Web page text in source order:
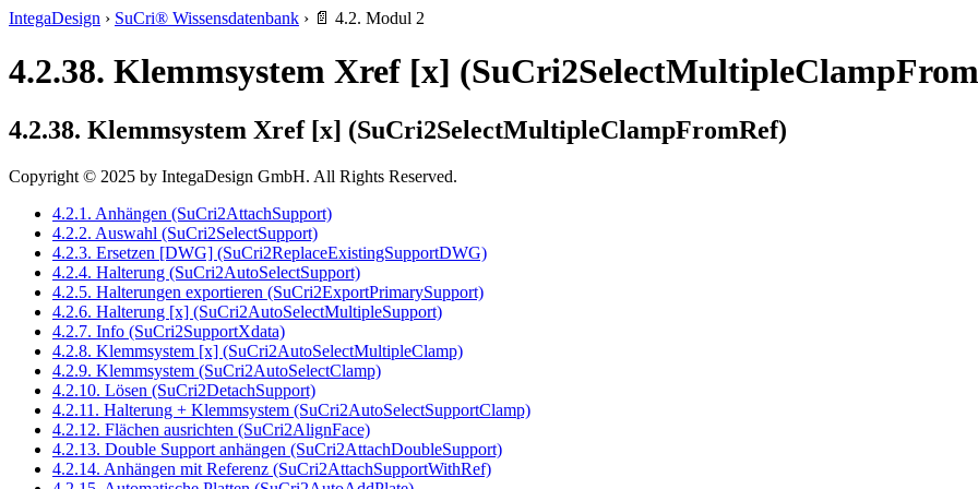
IntegaDesign › SuCri® Wissensdatenbank › 📄 4.2. Modul 2
4.2.38. Klemmsystem Xref [x]
4.2.38. Klemmsystem Xref [x] (SuCri2SelectMultipleClampFromRef)
Copyright © 2025 by IntegaDesign GmbH. All Rights Reserved.
4.2.1. Anhängen (SuCri2AttachSupport)
4.2.2. Auswahl (SuCri2SelectSupport)
4.2.3. Ersetzen [DWG] (SuCri2ReplaceExistingSupportDWG)
4.2.4. Halterung (SuCri2AutoSelectSupport)
4.2.5. Halterungen exportieren (SuCri2ExportPrimarySupport)
4.2.6. Halterung [x] (SuCri2AutoSelectMultipleSupport)
4.2.7. Info (SuCri2SupportXdata)
4.2.8. Klemmsystem [x] (SuCri2AutoSelectMultipleClamp)
4.2.9. Klemmsystem (SuCri2AutoSelectClamp)
4.2.10. Lösen (SuCri2DetachSupport)
4.2.11. Halterung + Klemmsystem (SuCri2AutoSelectSupportClamp)
4.2.12. Flächen ausrichten (SuCri2AlignFace)
4.2.13. Double Support anhängen (SuCri2AttachDoubleSupport)
4.2.14. Anhängen mit Referenz (SuCri2AttachSupportWithRef)